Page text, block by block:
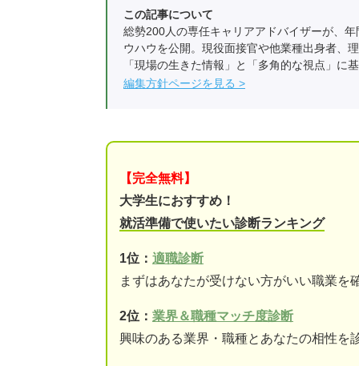
この記事について
総勢200人の専任キャリアアドバイザーが、
ウハウを公開。現役面接官や他業種出身者、
「現場の生きた情報」と「多角的な視点」に
編集方針ページを見る
【完全無料】
大学生におすすめ！
就活準備で使いたい診断ランキング
1位： 適職診断
まずはあなたが受けない方がいい職業を
2位： 業界＆職種マッチ度診断
興味のある業界・職種とあなたの相性を